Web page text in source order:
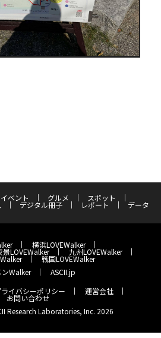
イベント グルメ スポット
デジタル冊子 レポート データ
横浜LOVEWalker
景LOVEWalker 九州LOVEWalker
戦国LOVEWalker
ンWalker
ASCII.jp
ライバシーポリシー 運営会社
お問い合わせ
Research Laboratories, Inc. 2026